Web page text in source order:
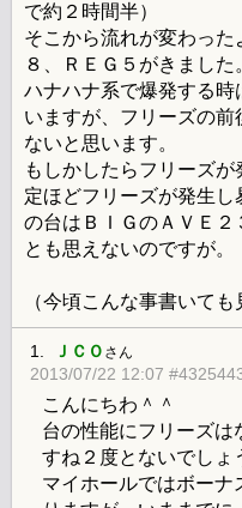
で約２時間半）
そこから流れが変わった
８、ＲＥＧ５がきました
ハナハナ系で爆発する時
いますが、フリーズの
ないと思います。
もしかしたらフリーズ
定ほどフリーズが発生し
の台はＢＩＧのＡＶＥ
とも思えないのですが。
（今頃こんな事書いて
1. ＪＣＯ さん
2013/07/22 12:07
こんにちわ＾＾
台の性能にフリーズは
すね２度とないでしょ
マイホールではボーナ